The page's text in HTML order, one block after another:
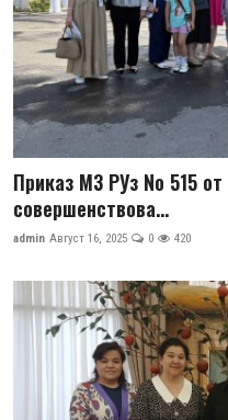
Приказ МЗ РУз No 515
совершенствова...
admin Август 16, 2025 0 420